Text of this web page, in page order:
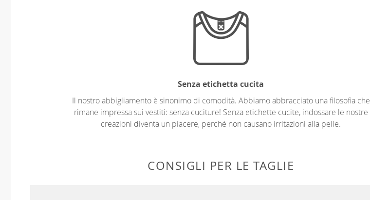
Senza etichetta cucita
Il nostro abbigliamento è sinonimo di comodità. Abbiamo abbracciato una filosofia che
rimane impressa sui vestiti: senza cuciture! Senza etichette cucite, indossare le nostre
creazioni diventa un piacere, perché non causano irritazioni alla pelle.
CONSIGLI PER LE TAGLIE